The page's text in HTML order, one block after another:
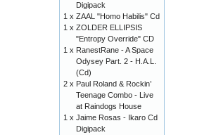
Digipack
1 x ZAAL "Homo Habilis" Cd
1 x ZOLDER ELLIPSIS
"Entropy Override" CD
1 x RanestRane - A Space
Odysey Part. 2 - H.A.L.
(Cd)
2 x Paul Roland & Rockin’
Teenage Combo - Live
at Raindogs House
1 x Jaime Rosas - Ikaro Cd
Digipack